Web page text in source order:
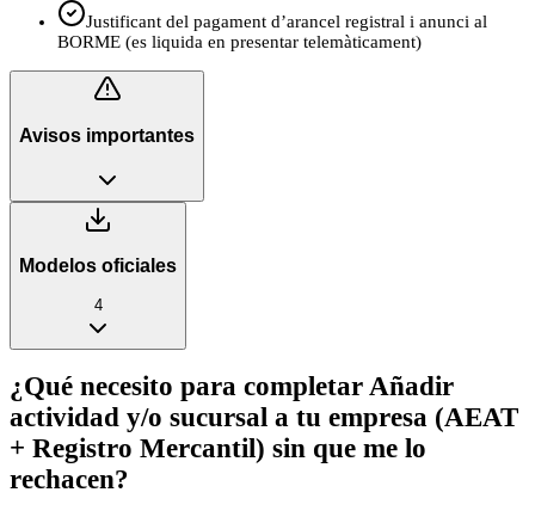
Justificant del pagament d’arancel registral i anunci al
BORME (es liquida en presentar telemàticament)
Avisos importantes
Modelos oficiales
4
¿Qué necesito para completar Añadir
actividad y/o sucursal a tu empresa (AEAT
+ Registro Mercantil) sin que me lo
rechacen?